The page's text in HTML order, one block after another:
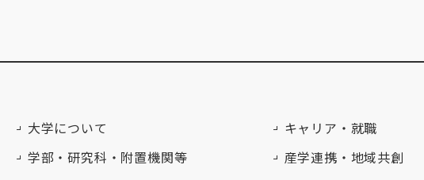
大学について
学部・研究科・附置機関等
キャリア・就職
産学連携・地域共創